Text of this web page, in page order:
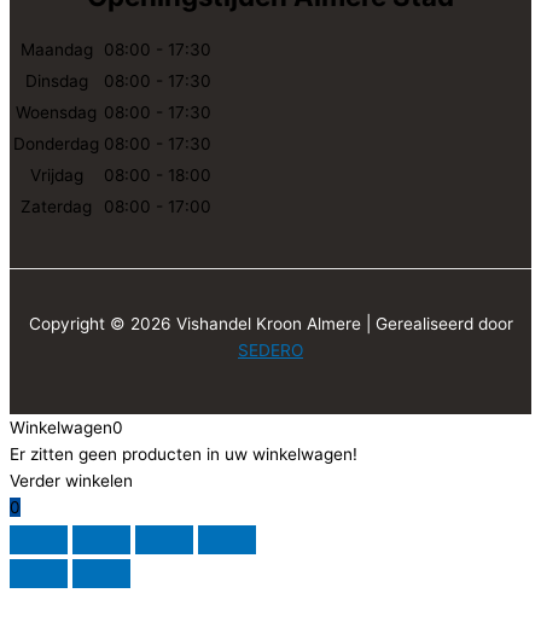
Maandag
08:00 - 17:30
Dinsdag
08:00 - 17:30
Woensdag 08:00 - 17:30
Donderdag 08:00 - 17:30
Vrijdag
08:00 - 18:00
Zaterdag
08:00 - 17:00
Copyright © 2026 Vishandel Kroon Almere | Gerealiseerd door
SEDERO
Winkelwagen0
Er zitten geen producten in uw winkelwagen!
Verder winkelen
0